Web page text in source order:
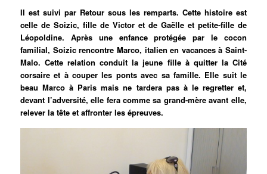
Il est suivi par Retour sous les remparts. Cette histoire est
celle de Soizic, fille de Victor et de Gaëlle et petite-fille de
Léopoldine. Après une enfance protégée par le cocon
familial, Soizic rencontre Marco, italien en vacances à Saint-
Malo. Cette relation conduit la jeune fille à quitter la Cité
corsaire et à couper les ponts avec sa famille. Elle suit le
beau Marco à Paris mais ne tardera pas à le regretter et,
devant l’adversité, elle fera comme sa grand-mère avant elle,
relever la tête et affronter les épreuves.